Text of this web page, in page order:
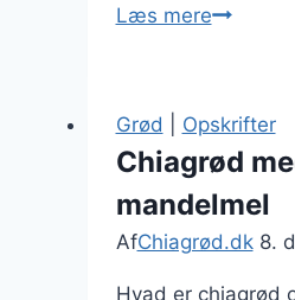
Læs mereChiagrød
Grød Opskrifter
Chiagrød
mandelmel
AfChiagrød.dk 8.
Hvad er chiagrød